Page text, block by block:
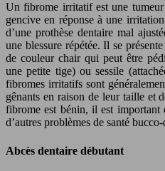
Un fibrome irritatif est une
gencive en réponse à une
d’une prothèse dentaire mal
une blessure répétée. Il se
de couleur chair qui peut être
une petite tige) ou sessile
fibromes irritatifs sont
gênants en raison de leur taille et
fibrome est bénin, il est important
d’autres problèmes de santé
Abcès dentaire débutant